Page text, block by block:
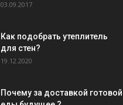
03.09.2017
Как подобрать утеплитель
для стен?
19.12.2020
Почему за доставкой готовой